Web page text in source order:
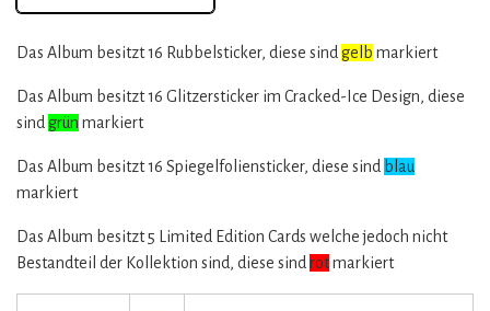
Das Album besitzt 16 Rubbelsticker, diese sind gelb markiert
Das Album besitzt 16 Glitzersticker im Cracked-Ice Design, diese
sind grün markiert
Das Album besitzt 16 Spiegelfoliensticker, diese sind blau
markiert
Das Album besitzt 5 Limited Edition Cards welche jedoch nicht
Bestandteil der Kollektion sind, diese sind rotmarkiert